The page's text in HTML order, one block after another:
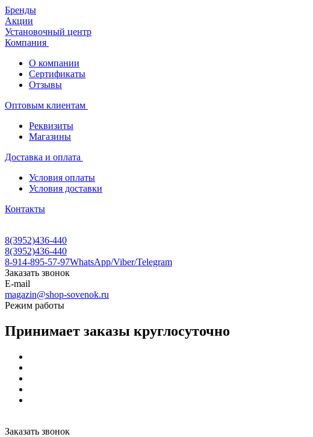
Бренды
Акции
Установочный центр
Компания
О компании
Сертификаты
Отзывы
Оптовым клиентам
Реквизиты
Магазины
Доставка и оплата
Условия оплаты
Условия доставки
Контакты
8(3952)436-440
8(3952)436-440
8-914-895-57-97WhatsApp/Viber/Telegram
Заказать звонок
E-mail
magazin@shop-sovenok.ru
Режим работы
Принимает заказы круглосуточно
Заказать звонок